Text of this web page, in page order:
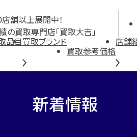
舗以上展開中！
の買取専門店「買取大吉」
品目買取ブランド
買取参考価格
店舗
新着情報